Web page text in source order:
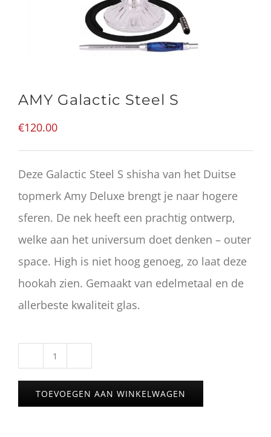
AMY Galactic Steel S
€120.00
Deze Galactic Steel S shisha van het Duitse
topmerk Amy Deluxe brengt je naar hogere
sferen. De nek heeft een prachtig ontwerp,
welke aan het universum doet denken – outer
space. High is niet hoog genoeg, zo laat deze
hookah zien. Gemaakt van edelmetaal en de
allerbeste kwaliteit glas.
AMY
Galactic
Steel
TOEVOEGEN AAN WINKELWAGEN